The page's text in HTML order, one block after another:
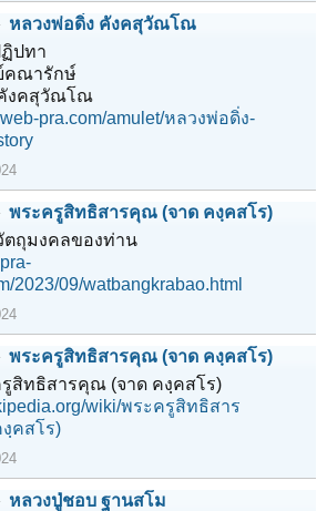
หลวงพ่อดิ่ง คังคสุวัณโณ
ปทา
คณารักษ์
งคสุวัณโณ
pra.com/amulet/หลวงพ่อดิ่ง-
พระครูสิทธิสารคุณ (จาด คงฺคสโร)
ตถุมงคลของท่าน
2023/09/watbangkrabao.html
พระครูสิทธิสารคุณ (จาด คงฺคสโร)
สิทธิสารคุณ (จาด คงฺคสโร)
wiki/พระครูสิทธิสาร
คสโร)
หลวงปู่ชอบ ฐานสโม